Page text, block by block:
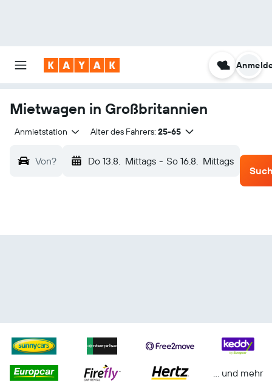
Mietwagen in Großbritannien
Anmietstation Alter des Fahrers: 25-65
Von? Do 13.8. Mittags - So 16.8. Mittags
… und mehr